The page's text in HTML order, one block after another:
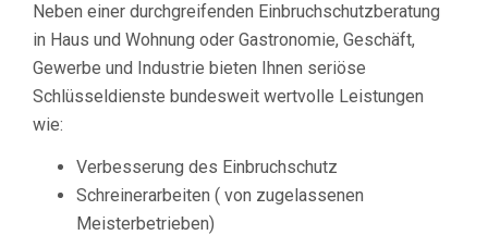
Neben einer durchgreifenden Einbruchschutzberatung
in Haus und Wohnung oder Gastronomie, Geschäft,
Gewerbe und Industrie bieten Ihnen seriöse
Schlüsseldienste bundesweit wertvolle Leistungen
wie:
Verbesserung des Einbruchschutz
Schreinerarbeiten ( von zugelassenen
Meisterbetrieben)